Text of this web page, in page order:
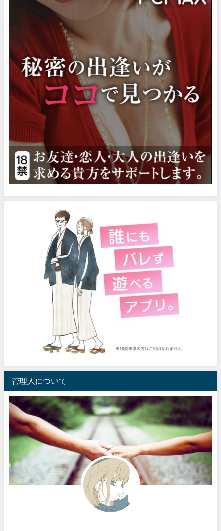
管理人について